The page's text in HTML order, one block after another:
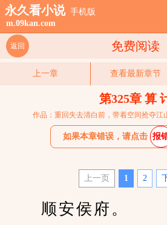
永久看小说 手机版
m.09kan.com
免费阅读
返回
上一章 查看最新章节
第325章 算
作品：重回失去清白前，带着空间抢夺江
如果本章错误，请点击 报
上一页 1 2
顺安侯府。